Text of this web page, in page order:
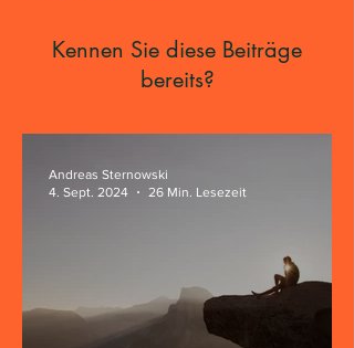
Kennen Sie diese Beiträge
bereits?
Andreas Sternowski
4. Sept. 2024
26 Min. Lesezeit